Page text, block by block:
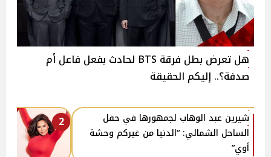
هل تعرض بطل فرقة BTS لحادث بفعل فاعل أم
صدفة؟.. إليكم الحقيقة
2
شيرين عبد الوهاب لجمهورها في حفل
الساحل الشمالي: “الدنيا من غيركم وحشة
أوي”